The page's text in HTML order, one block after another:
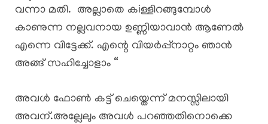
വന്നാ മതി. അല്ലാതെ കiള്ളിറങ്ങുമ്പോൾ
കാണുന്ന നല്ലവനായ ഉണ്ണിയാവാൻ ആണേൽ
എന്നെ വിട്ടേക്ക്. എന്റെ വിയർപ്പ്നാറ്റം ഞാൻ
അങ്ങ് സഹിച്ചോളാം “
അവൾ ഫോൺ കട്ട്‌ ചെയ്തെന്ന് മനസ്സിലായി
അവന്.അല്ലേലും അവൾ പറഞ്ഞതിനൊക്കെ